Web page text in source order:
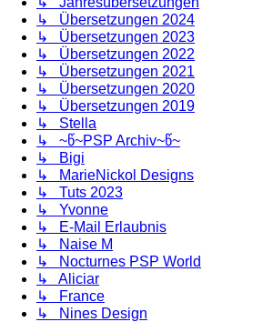
↳ Übersetzungen 2024
↳ Übersetzungen 2023
↳ Übersetzungen 2022
↳ Übersetzungen 2021
↳ Übersetzungen 2020
↳ Übersetzungen 2019
↳ Stella
↳ ~წ~PSP Archiv~წ~
↳ Bigi
↳ MarieNickol Designs
↳ Tuts 2023
↳ Yvonne
↳ E-Mail Erlaubnis
↳ Naise M
↳ Nocturnes PSP World
↳ Aliciar
↳ France
↳ Nines Design